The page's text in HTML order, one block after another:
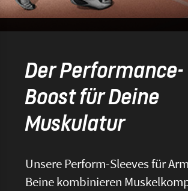
Der Performance-
Boost für Deine
Muskulatur
Unsere Perform-Sleeves für
Beine kombinieren